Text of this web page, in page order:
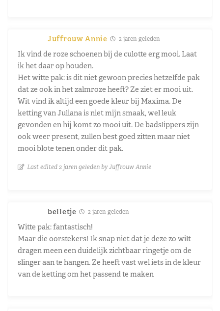
Juffrouw Annie 2 jaren geleden
Ik vind de roze schoenen bij de culotte erg mooi. Laat
ik het daar op houden.
Het witte pak: is dit niet gewoon precies hetzelfde pak
dat ze ook in het zalmroze heeft? Ze ziet er mooi uit.
Wit vind ik altijd een goede kleur bij Maxima. De
ketting van Juliana is niet mijn smaak, wel leuk
gevonden en hij komt zo mooi uit. De badslippers zijn
ook weer present, zullen best goed zitten maar niet
mooi blote tenen onder dit pak.
Last edited 2 jaren geleden by Juffrouw Annie
belletje 2 jaren geleden
Witte pak: fantastisch!
Maar die oorstekers! Ik snap niet dat je deze zo wilt
dragen meen een duidelijk zichtbaar ringetje om de
slinger aan te hangen. Ze heeft vast wel iets in de kleur
van de ketting om het passend te maken